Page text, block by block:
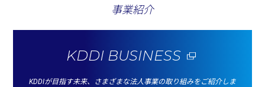
事業紹介
KDDI BUSINESS
KDDIが目指す未来、さまざまな法人事業の取り組みをご紹介しま